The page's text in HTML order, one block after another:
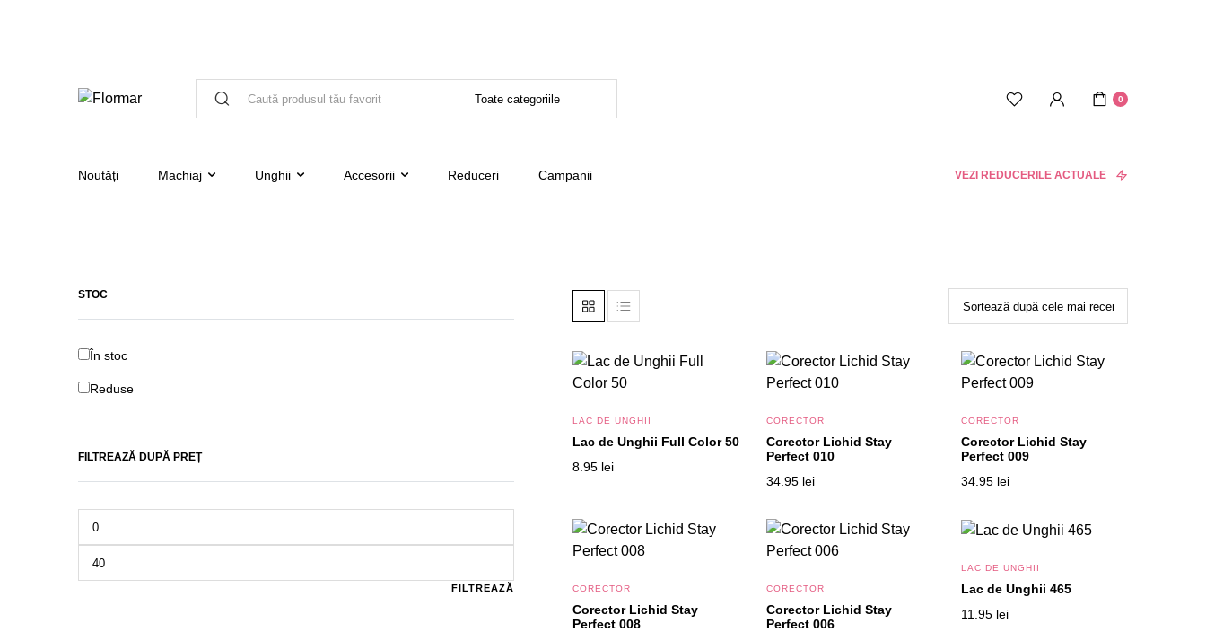
0
Noutăți Machiaj Unghii Accesorii Reduceri Campanii VEZI REDUCERILE ACTUALE
STOC
În stoc
Reduse
FILTREAZĂ DUPĂ PREȚ
minim
maxim
FILTREAZĂ
LAC DE UNGHII
Lac de Unghii Full Color 50
8.95 lei
CORECTOR
Corector Lichid Stay
Perfect 010
34.95 lei
CORECTOR
Corector Lichid Stay
Perfect 009
34.95 lei
CORECTOR
Corector Lichid Stay
Perfect 008
CORECTOR
Corector Lichid Stay
Perfect 006
LAC DE UNGHII
Lac de Unghii 465
11.95 lei